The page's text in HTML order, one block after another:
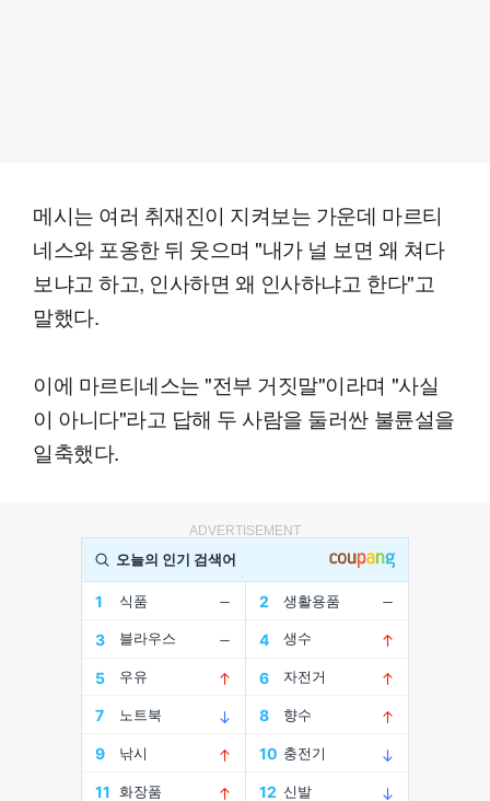
메시는 여러 취재진이 지켜보는 가운데 마르티
네스와 포옹한 뒤 웃으며 "내가 널 보면 왜 쳐다
보냐고 하고, 인사하면 왜 인사하냐고 한다"고
말했다.
이에 마르티네스는 "전부 거짓말"이라며 "사실
이 아니다"라고 답해 두 사람을 둘러싼 불륜설을
일축했다.
ADVERTISEMENT